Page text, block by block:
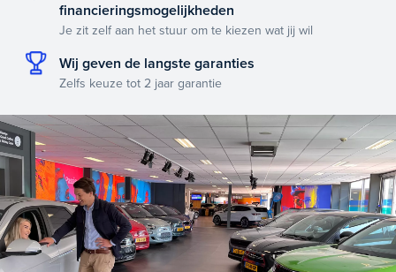
financieringsmogelijkheden
Je zit zelf aan het stuur om te kiezen wat jij wil
Wij geven de langste garanties
Zelfs keuze tot 2 jaar garantie